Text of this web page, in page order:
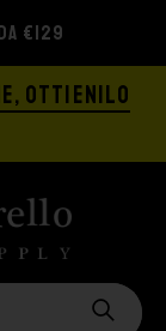
€129
OTTIENILO